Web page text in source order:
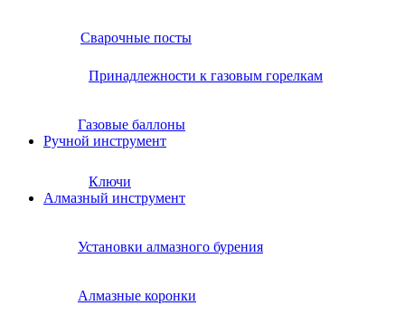
Сварочные посты
Принадлежности к газовым горелкам
Газовые баллоны
Ручной инструмент
Ключи
Алмазный инструмент
Установки алмазного бурения
Алмазные коронки